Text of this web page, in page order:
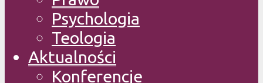
Psychologia
Teologia
Aktualności
Konferencje